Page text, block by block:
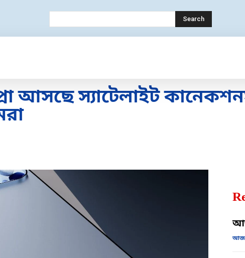
Search
আসছে স্যাটেলাইট